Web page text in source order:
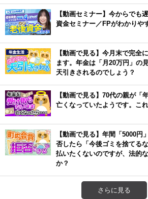
【動画セミナー】今からでも
資金セミナー／FPがわかりや
【動画で見る】今月末で完全
ます。年金は「月20万円」の
天引きされるのでしょう？
【動画で見る】70代の親が「
亡くなっていたようです。こ
【動画で見る】年間「5000円
否したら「今後ゴミを捨てる
払いたくないのですが、法的
か？
さらに見る